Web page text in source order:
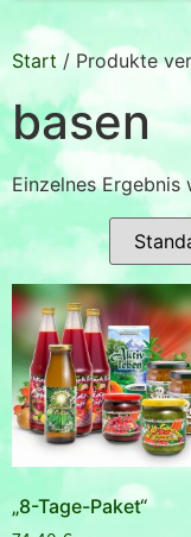
Start / Produkte
basen
Einzelnes Ergebnis
„8-Tage-Paket“